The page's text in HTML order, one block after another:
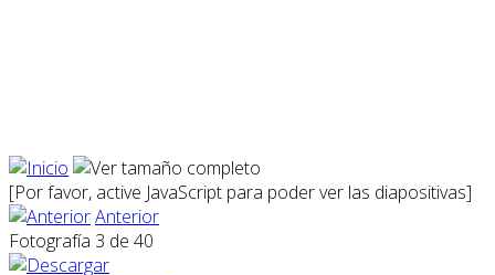
[Por favor, active JavaScript para poder ver las diapositivas]
Anterior
Fotografía 3 de 40